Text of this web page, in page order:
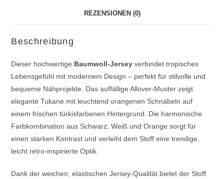
REZENSIONEN (0)
Beschreibung
Dieser hochwertige Baumwoll-Jersey verbindet tropisches
Lebensgefühl mit modernem Design – perfekt für stilvolle und
bequeme Nähprojekte. Das auffällige Allover-Muster zeigt
elegante Tukane mit leuchtend orangenen Schnäbeln auf
einem frischen türkisfarbenen Hintergrund. Die harmonische
Farbkombination aus Schwarz, Weiß und Orange sorgt für
einen starken Kontrast und verleiht dem Stoff eine trendige,
leicht retro-inspirierte Optik.
Dank der weichen, elastischen Jersey-Qualität bietet der Stoff